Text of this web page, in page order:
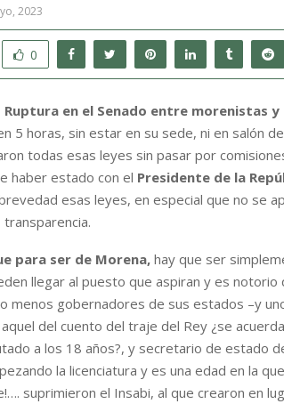
2023
0
Ruptura en el Senado entre
5 horas, sin estar en su sede, ni en salón
todas esas leyes sin pasar por
haber estado con el Presidente de la
esas leyes, en especial que no se
para ser de Morena,hay que ser
llegar al puesto que aspiran y es
menos gobernadores de sus estados –y
del cuento del traje del Rey ¿se
a los 18 años?, y secretario de estado
la licenciatura y es una edad en la
suprimieron el Insabi, al que crearon en